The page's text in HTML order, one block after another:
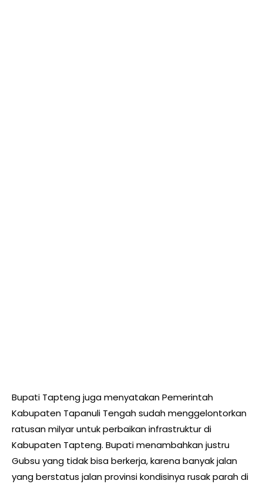
Bupati Tapteng juga menyatakan Pemerintah
Kabupaten Tapanuli Tengah sudah menggelontorkan
ratusan milyar untuk perbaikan infrastruktur di
Kabupaten Tapteng. Bupati menambahkan justru
Gubsu yang tidak bisa berkerja, karena banyak jalan
yang berstatus jalan provinsi kondisinya rusak parah di